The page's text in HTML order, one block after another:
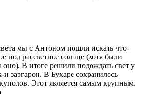
мы с Антоном пошли искать что-
под рассветное солнце (хотя были
оно). В итоге решили подождать свет у
и заргарон. В Бухаре сохранилось
Этот является самым крупным.